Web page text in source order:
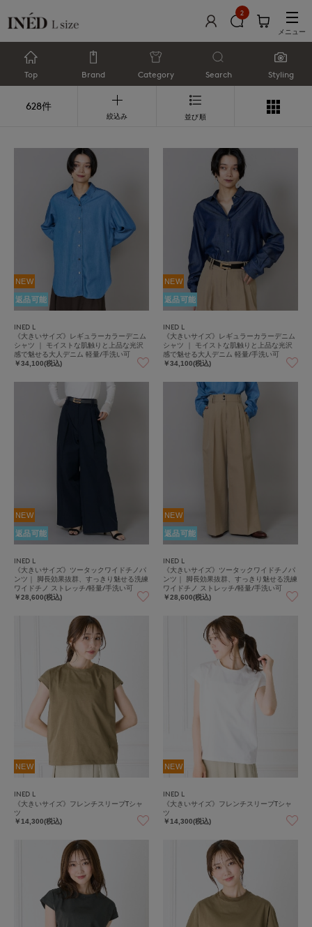
2
メニュー
Top Brand Category Search Styling
628件
絞込み 並び順
NEW
返品可能
INED L
《大きいサイズ》レギュラーカラーデニム
シャツ ｜ モイストな肌触りと上品な光沢
感で魅せる大人デニム 軽量/手洗い可
￥34,100(税込)
NEW
返品可能
INED L
《大きいサイズ》レギュラーカラーデニム
シャツ ｜ モイストな肌触りと上品な光沢
感で魅せる大人デニム 軽量/手洗い可
￥34,100(税込)
NEW
返品可能
INED L
《大きいサイズ》ツータックワイドチノパ
ンツ｜ 脚長効果抜群、すっきり魅せる洗練
ワイドチノ ストレッチ/軽量/手洗い可
￥28,600(税込)
NEW
返品可能
INED L
《大きいサイズ》ツータックワイドチノパ
ンツ｜ 脚長効果抜群、すっきり魅せる洗練
ワイドチノ ストレッチ/軽量/手洗い可
￥28,600(税込)
NEW
INED L
《大きいサイズ》フレンチスリーブTシャ
ツ
￥14,300(税込)
NEW
INED L
《大きいサイズ》フレンチスリーブTシャ
ツ
￥14,300(税込)